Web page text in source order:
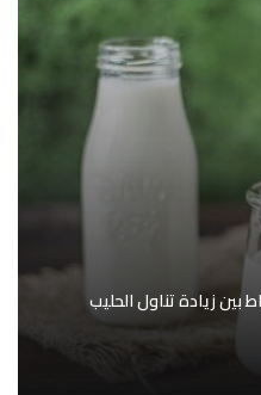
بين زيادة تناول الحليب